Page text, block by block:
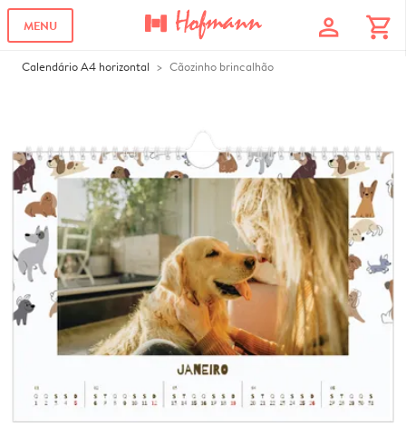
MENU profile shopping_cart
Calendário A4 horizontal Cãozinho brincalhão